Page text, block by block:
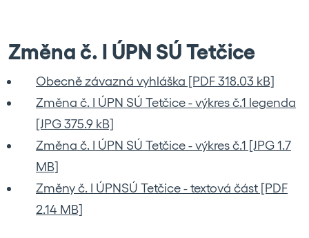
Změna č. I ÚPN SÚ Tetčice
Obecně závazná vyhláška [PDF 318.03 kB]
Změna č. I ÚPN SÚ Tetčice - výkres č.1 legenda
[JPG 375.9 kB]
Změna č. I ÚPN SÚ Tetčice - výkres č.1 [JPG 1.7
MB]
Změny č. I ÚPNSÚ Tetčice - textová část [PDF
2.14 MB]